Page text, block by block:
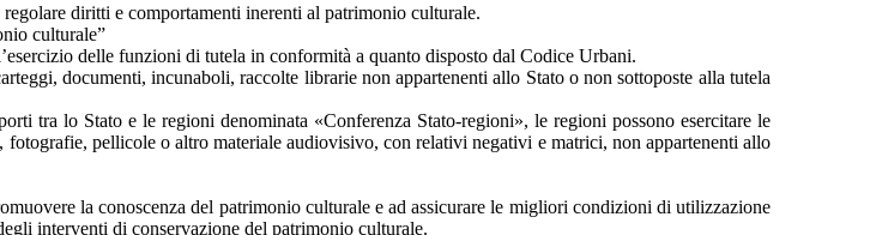
diritti e comportamenti inerenti al patrimonio culturale.
culturale”
delle funzioni di tutela in conformità a quanto disposto dal Codice Urbani.
documenti, incunaboli, raccolte librarie non appartenenti allo Stato o non sottoposte alla tutela
tra lo Stato e le regioni denominata «Conferenza Stato-regioni», le regioni possono esercitare le
pellicole o altro materiale audiovisivo, con relativi negativi e matrici, non appartenenti allo
la conoscenza del patrimonio culturale e ad assicurare le migliori condizioni di utilizzazione
interventi di conservazione del patrimonio culturale.